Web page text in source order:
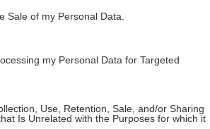
Sale of my Personal Data.
my Personal Data for Targeted
Use, Retention, Sale, and/or Sharing
Is Unrelated with the Purposes for which it